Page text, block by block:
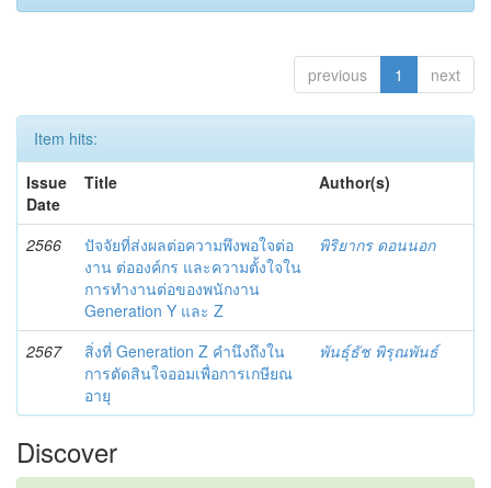
previous 1 next
Item hits:
Issue
Date
Title Author(s)
2566
ปัจจัยที่ส่งผลต่อความพึงพอใจต่อ
งาน ต่อองค์กร และความตั้งใจใน
การทำงานต่อของพนักงาน
Generation Y และ Z
พิริยากร ดอนนอก
2567
สิ่งที่ Generation Z คำนึงถึงใน
การตัดสินใจออมเพื่อการเกษียณ
อายุ
พันธุ์ธัช พิรุณพันธ์
Discover